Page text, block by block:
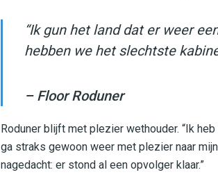
“Ik gun het land dat er weer
hebben we het slechtste
– Floor Roduner
Roduner blijft met plezier wethouder. “Ik
ga straks gewoon weer met plezier naar
nagedacht: er stond al een opvolger klaar.”